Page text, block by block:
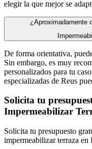
elegir la que mejor se
¿Aproximadamente
De forma orientativa,
Sin embargo, es muy
personalizados para tu
especializadas de Reus
Solicita tu
Impermeabilizar
Solicita tu presupuesto
impermeabilizar terraza en